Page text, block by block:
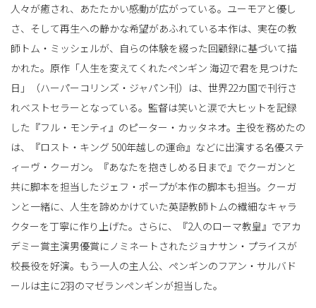
人々が癒され、あたたかい感動が広がっている。ユーモアと優し
さ、そして再生への静かな希望があふれている本作は、実在の教
師トム・ミッシェルが、自らの体験を綴った回顧録に基づいて描
かれた。原作「人生を変えてくれたペンギン 海辺で君を見つけた
日」（ハーパーコリンズ・ジャパン刊）は、世界22カ国で刊行さ
れベストセラーとなっている。監督は笑いと涙で大ヒットを記録
した『フル・モンティ』のピーター・カッタネオ。主役を務めたの
は、『ロスト・キング 500年越しの運命』などに出演する名優ステ
ィーヴ・クーガン。『あなたを抱きしめる日まで』でクーガンと
共に脚本を担当したジェフ・ポープが本作の脚本も担当。クーガ
ンと一緒に、人生を諦めかけていた英語教師トムの繊細なキャラ
クターを丁寧に作り上げた。さらに、『2人のローマ教皇』でアカ
デミー賞主演男優賞にノミネートされたジョナサン・プライスが
校長役を好演。もう一人の主人公、ペンギンのフアン・サルバド
ールは主に2羽のマゼランペンギンが担当した。